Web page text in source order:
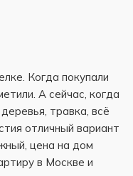
Когда покупали
А сейчас, когда
травка, всё
отличный вариант
цена на дом
в Москве и